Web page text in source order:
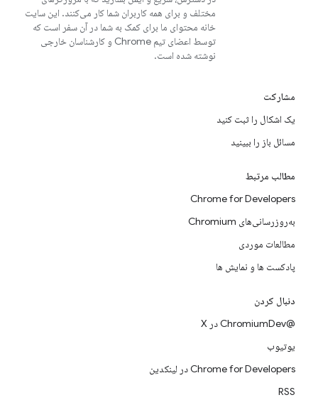
مختلف و برای همه کاربران شما کار می‌کنند. این سایت
خانه محتوای ما برای کمک به شما در آن سفر است که
توسط اعضای تیم Chrome و کارشناسان خارجی
نوشته شده است.
مشارکت
یک اشکال را ثبت کنید
مسائل باز را ببینید
مطالب مرتبط
Chrome for Developers
به‌روزرسانی‌های Chromium
مطالعات موردی
پادکست ها و نمایش ها
دنبال کردن
@ChromiumDev در X
یوتیوب
Chrome for Developers در لینکدین
RSS